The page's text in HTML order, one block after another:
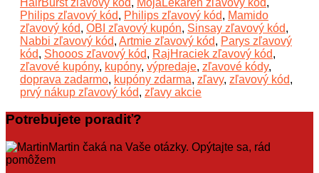
Philips zľavový kód, Philips zľavový kód, Mamido
zľavový kód, OBI zľavový kupón, Sinsay zľavový kód,
Nabbi zľavový kód, Artmie zľavový kód, Parys zľavový
kód, Shooos zľavový kód, RajHraciek zľavový kód,
zľavové kupóny, kupóny, výpredaje, zľavové kódy,
doprava zadarmo, kupóny zdarma, zľavy, zľavový kód,
prvý nákup zľavový kód, zľavy akcie
Potrebujete poradiť?
Martin čaká na Vaše otázky. Opýtajte sa, rád
pomôžem